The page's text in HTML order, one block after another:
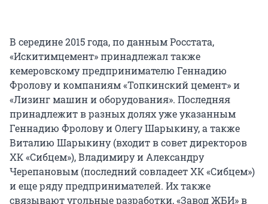
В середине 2015 года, по данным Росстата,
«Искитимцемент» принадлежал также
кемеровскому предпринимателю Геннадию
Фролову и компаниям «Топкинский цемент» и
«Лизинг машин и оборудования». Последняя
принадлежит в разных долях уже указанным
Геннадию Фролову и Олегу Шарыкину, а также
Виталию Шарыкину (входит в совет директоров
ХК «Сибцем»), Владимиру и Александру
Черепановым (последний совладеет ХК «Сибцем»)
и еще ряду предпринимателей. Их также
связывают угольные разработки, «Завод ЖБИ» в